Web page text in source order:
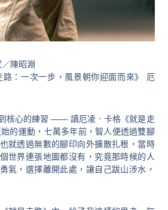
陳昭淵
：一次一步，風景朝你迎面而來》 厄
核心的練習 —— 讀厄凌．卡格《就是走
的運動，七萬多年前，智人便透過雙腳
就透過無數的腳印向外擴散扎根，當時
世界連張地圖都沒有，究竟那時候的人
氣，選擇離開此處，讓自己跋山涉水，